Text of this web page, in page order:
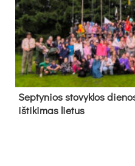
Sep­ty­nios sto­vyk­los
iš­ti­ki­mas lie­tus